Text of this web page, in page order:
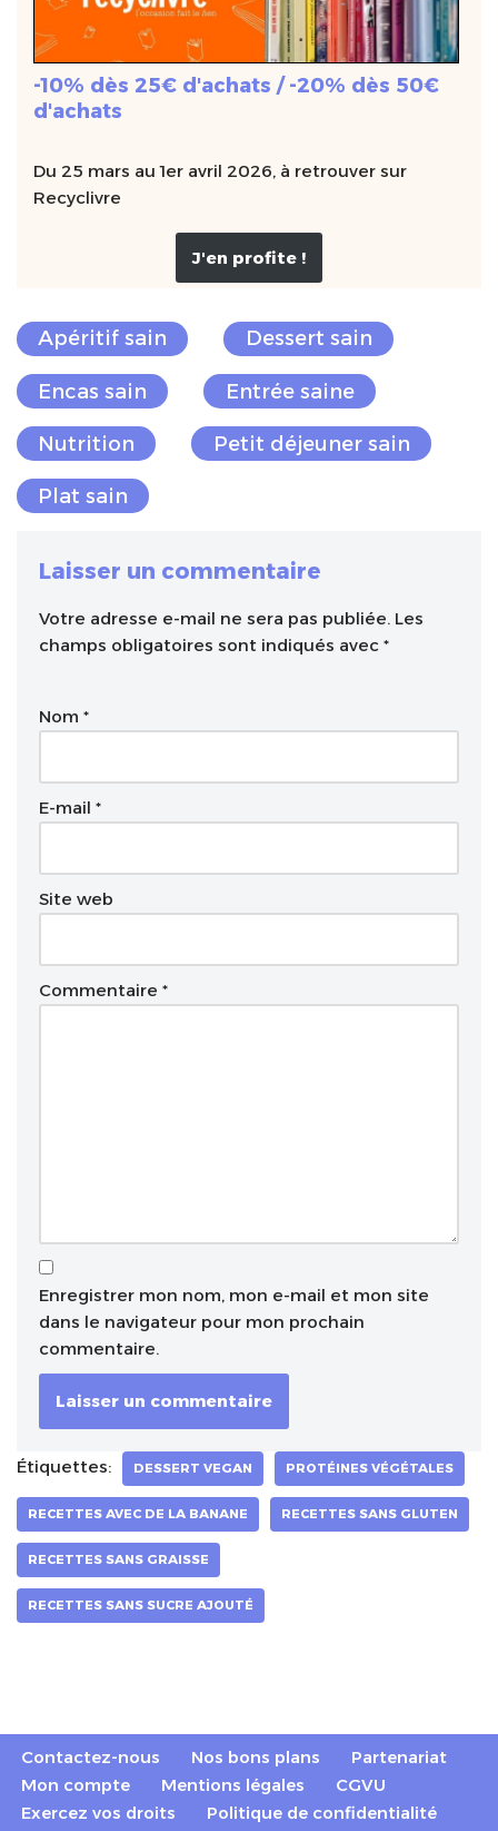
-10% dès 25€ d'achats / -20% dès 50€
d'achats
Du 25 mars au 1er avril 2026, à retrouver sur
Recyclivre
J'en profite !
Apéritif sain Dessert sain
Encas sain Entrée saine
Nutrition Petit déjeuner sain
Plat sain
Laisser un commentaire
Votre adresse e-mail ne sera pas publiée. Les
champs obligatoires sont indiqués avec *
Nom *
E-mail *
Site web
Commentaire *
Enregistrer mon nom, mon e-mail et mon site
dans le navigateur pour mon prochain
commentaire.
A
l
r
a
t
:
Étiquettes: DESSERT VEGAN PROTÉINES VÉGÉTALES
RECETTES AVEC DE LA BANANE RECETTES SANS GLUTEN
RECETTES SANS GRAISSE
RECETTES SANS SUCRE AJOUTÉ
Contactez-nous Nos bons plans
Partenariat
Mon compte
Mentions légales
CGVU
Exercez vos droits
Politique de confidentialité